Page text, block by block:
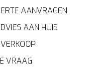
AANVRAGEN
AAN HUIS
VRAAG